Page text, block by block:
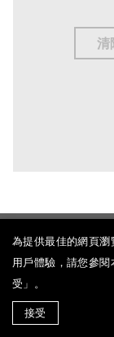
為提供最佳的網頁
用戶體驗，請您參閱
受」。
接受